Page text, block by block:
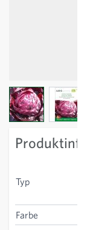
View largerView
Typ
Farbe